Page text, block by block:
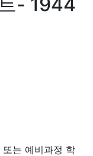
는 예비과정 학